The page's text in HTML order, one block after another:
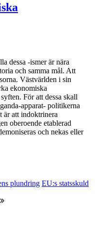
dessa -ismer är nära
och samma mål. Att
Västvärlden i sin
ekonomiska
För att dessa skall
apparat- politikerna
är att indoktrinera
oberoende etablerad
och nekas eller
plundring EU:s statsskuld
Page
Next Page